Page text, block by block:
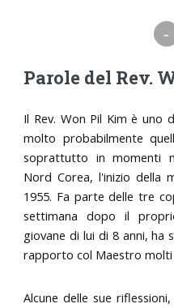
-
Parole del Rev.
Il Rev. Won Pil Kim è uno
molto probabilmente
soprattutto in momenti
Nord Corea, l'inizio della
1955. Fa parte delle tre
settimana dopo il
giovane di lui di 8 anni,
rapporto col Maestro
Alcune delle sue